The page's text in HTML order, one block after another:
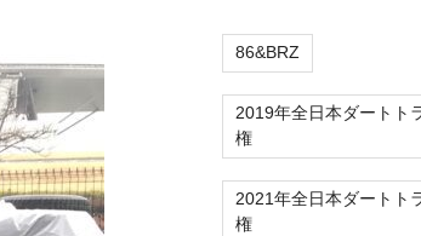
86&BRZ
2019年全日本ダートト
権
2021年全日本ダートト
権